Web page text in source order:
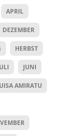
APRIL
DEZEMBER
HERBST
JUNI
AMIRATU